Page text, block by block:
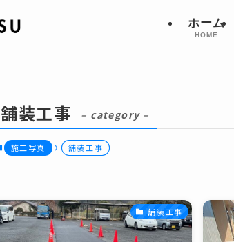
ホーム
HOME
舗装工事 – category –
施工写真 舗装工事
舗装工事